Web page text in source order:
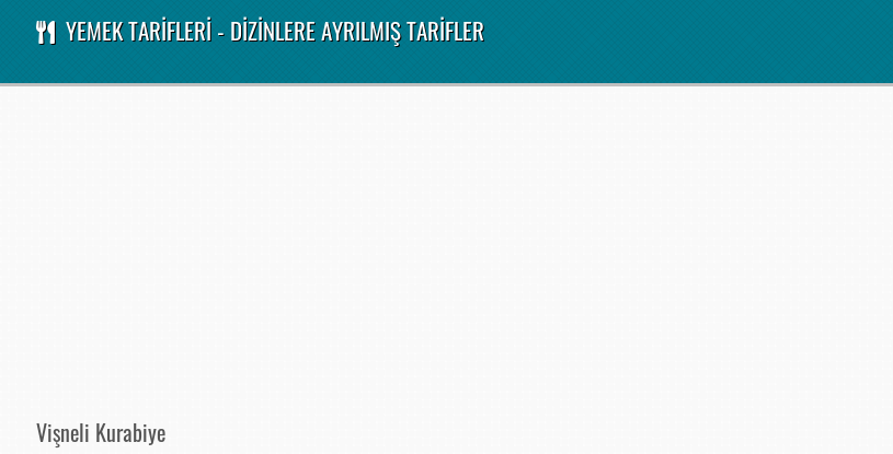
YEMEK TARİFLERİ - DİZİNLERE AYRILMIŞ TARİFLER
Vişneli Kurabiye